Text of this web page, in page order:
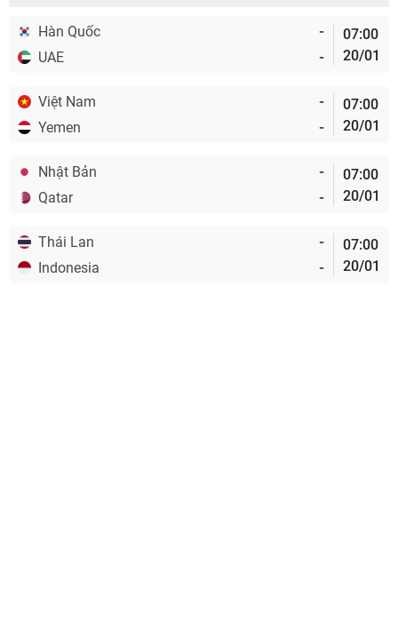
Hàn Quốc
-
UAE
-
07:00
20/01
Việt Nam
-
Yemen
-
07:00
20/01
Nhật Bản
-
Qatar
-
07:00
20/01
Thái Lan
-
Indonesia
-
07:00
20/01